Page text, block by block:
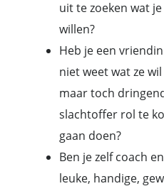
uit te zoeken wat
willen?
Heb je een
niet weet wat ze
maar toch
slachtoffer rol te
gaan doen?
Ben je zelf coach
leuke, handige,